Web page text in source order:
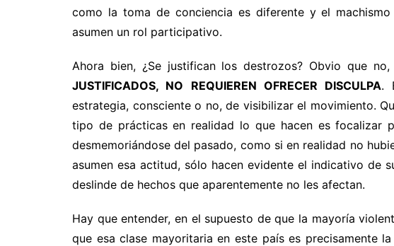
como la toma de conciencia es diferente y el
asumen un rol participativo.
Ahora bien, ¿Se justifican los destrozos? Obvio que no,
JUSTIFICADOS, NO REQUIEREN OFRECER DISCULPA.
estrategia, consciente o no, de visibilizar el movimiento.
tipo de prácticas en realidad lo que hacen es focalizar
desmemoriándose del pasado, como si en realidad no
asumen esa actitud, sólo hacen evidente el indicativo de
deslinde de hechos que aparentemente no les afectan.
Hay que entender, en el supuesto de que la mayoría
que esa clase mayoritaria en este país es precisamente